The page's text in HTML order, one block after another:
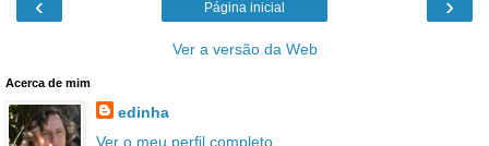
Página inicial
Ver a versão da Web
Acerca de mim
edinha
Ver o meu perfil completo